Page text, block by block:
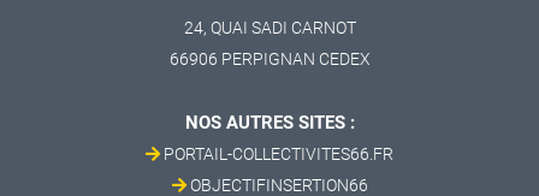
24, QUAI SADI CARNOT
66906 PERPIGNAN CEDEX
NOS AUTRES SITES :
PORTAIL-COLLECTIVITES66.FR
OBJECTIFINSERTION66